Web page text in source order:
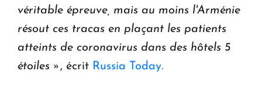
véritable épreuve, mais au moins l'Arménie
résout ces tracas en plaçant les patients
atteints de coronavirus dans des hôtels 5
étoiles », écrit Russia Today.